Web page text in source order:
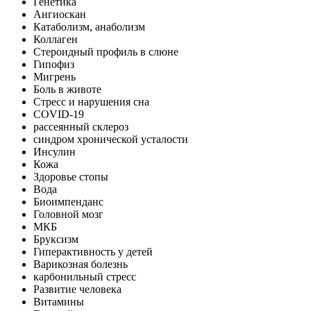
Ангиоскан
Катаболизм, анаболизм
Коллаген
Стероидный профиль в слюне
Гипофиз
Мигрень
Боль в животе
Стресс и нарушения сна
COVID-19
рассеянный склероз
синдром хронической усталости
Инсулин
Кожа
Здоровье стопы
Вода
Биоимпенданс
Головной мозг
МКБ
Бруксизм
Гиперактивность у детей
Варикозная болезнь
карбонильный стресс
Развитие человека
Витамины